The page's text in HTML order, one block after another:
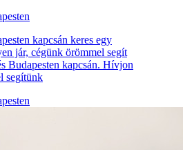
kapcsán keres egy
jár, cégünk örömmel segít
Budapesten kapcsán. Hívjon
segítünk